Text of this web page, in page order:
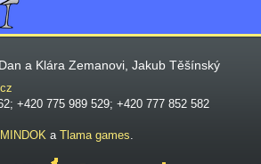
a Klára Zemanovi, Jakub Těšínský
+420 775 989 529; +420 777 852 582
MINDOK a Tlama games.